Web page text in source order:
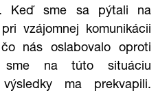
Keď sme sa pýtali na
vzájomnej komunikácii
nás oslabovalo oproti
sme na túto situáciu
ma prekvapili.